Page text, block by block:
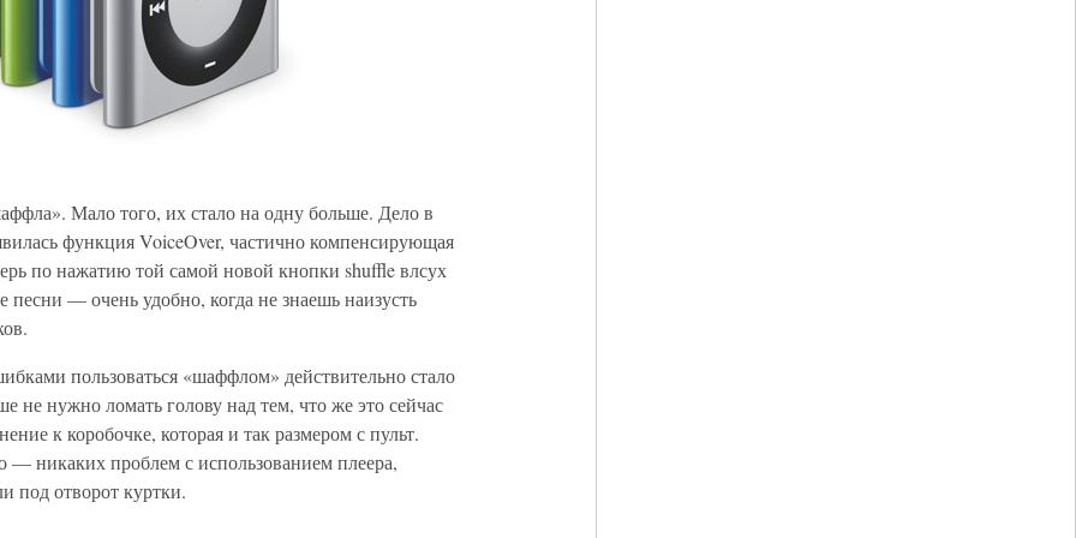
Мало того, их стало на одну больше. Дело в
функция VoiceOver, частично компенсирующая
по нажатию той самой новой кнопки shuffle влсух
песни — очень удобно, когда не знаешь наизусть
пользоваться «шаффлом» действительно стало
не нужно ломать голову над тем, что же это сейчас
к коробочке, которая и так размером с пульт.
никаких проблем с использованием плеера,
под отворот куртки.